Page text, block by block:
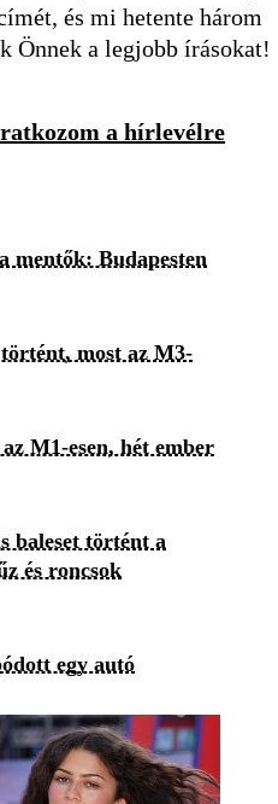
és mi hetente három
Önnek a legjobb írásokat!
a hírlevélre
mentők: Budapesten
most az M3-
M1-esen, hét ember
baleset történt a
és roncsok
egy autó